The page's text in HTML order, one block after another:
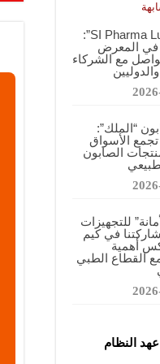
الصغيرة
وتقديم منتجات ذات قيمة
والوصول إلى شريحة أوسع من
شركة “SI Pharma Lux”:
في المعرض
مع الشركاء
“الملك”:
الأسواق
الصابون
للتجهيزات
في كيم
أهمية
القطاع الطبي
النظام